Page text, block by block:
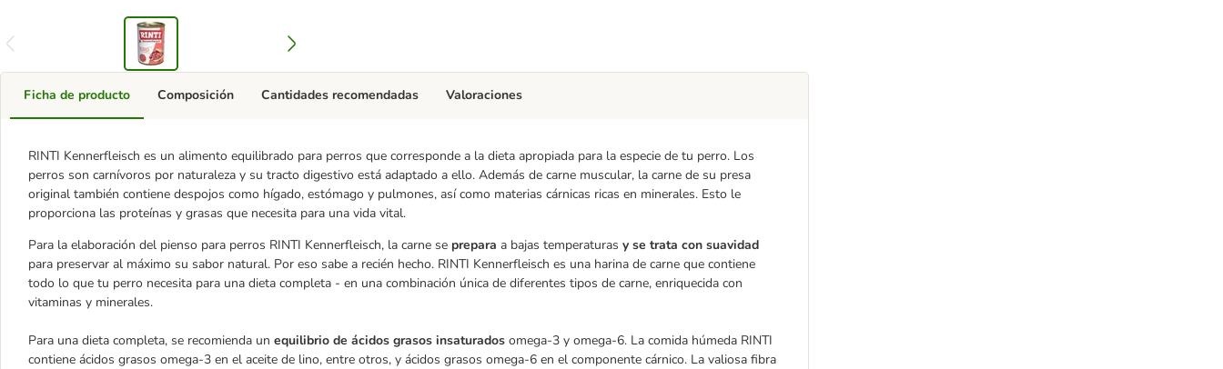
Ficha de producto
RINTI Kennerfleisch es un alimento equilibrado para perros que corresponde a la dieta apropiada para la especie de tu perro. Los
perros son carnívoros por naturaleza y su tracto digestivo está adaptado a ello. Además de carne muscular, la carne de su presa
original también contiene despojos como hígado, estómago y pulmones, así como materias cárnicas ricas en minerales. Esto le
proporciona las proteínas y grasas que necesita para una vida vital.
Para la elaboración del pienso para perros RINTI Kennerfleisch, la carne se prepara a bajas temperaturas y se trata con suavidad
para preservar al máximo su sabor natural. Por eso sabe a recién hecho. RINTI Kennerfleisch es una harina de carne que contiene
todo lo que tu perro necesita para una dieta completa - en una combinación única de diferentes tipos de carne, enriquecida con
vitaminas y minerales.
Para una dieta completa, se recomienda un equilibrio de ácidos grasos insaturados omega-3 y omega-6. La comida húmeda RINTI
contiene ácidos grasos omega-3 en el aceite de lino, entre otros, y ácidos grasos omega-6 en el componente cárnico. La valiosa fibra
Composición Cantidades recomendadas Valoraciones